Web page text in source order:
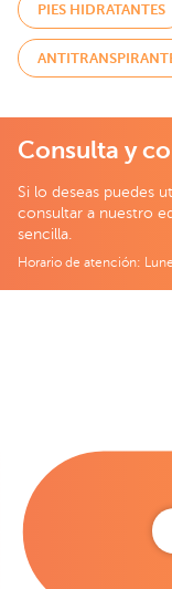
PIES HIDRATANTES
Consulta y
Si lo deseas puedes
consultar a nuestro
sencilla.
Horario de atención: